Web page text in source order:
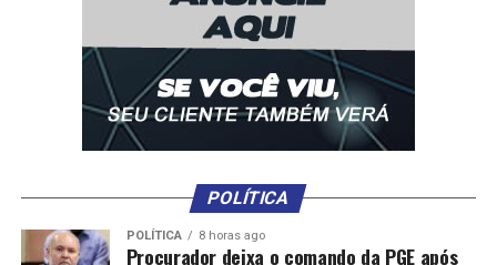
POLÍTICA
POLÍTICA 8 horas ago
Procurador deixa o comando da PGE após